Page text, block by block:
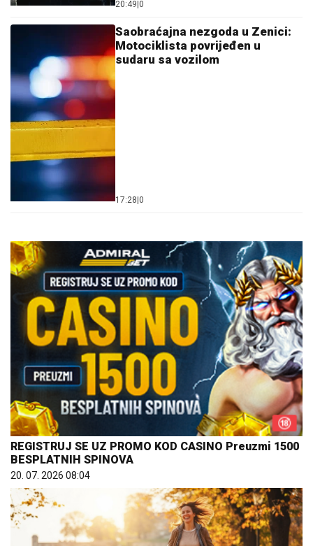
20:49 0
Saobraćajna nezgoda u Zenici:
Motociklista povrijeđen u
sudaru sa vozilom
17:28 0
REGISTRUJ SE UZ PROMO KOD CASINO Preuzmi 1500
BESPLATNIH SPINOVA
20. 07. 2026 08:04